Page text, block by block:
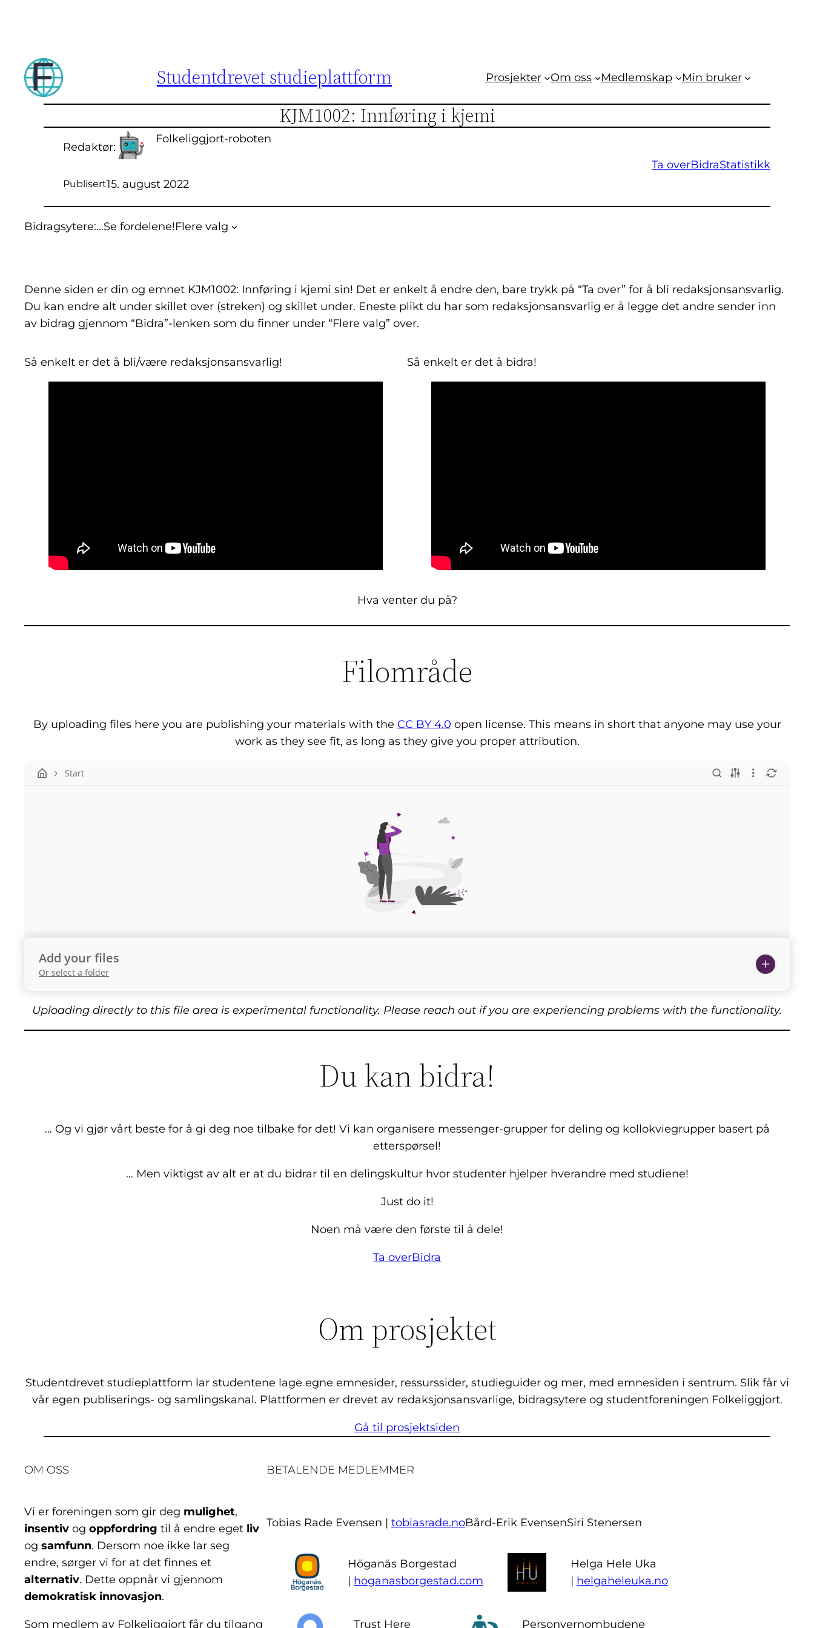
Studentdrevet studieplattform Prosjekter Om oss Medlemskap Min bruker
KJM1002: Innføring i kjemi
Redaktør:
Folkeliggjort-roboten
Publisert15. august 2022
Ta overBidraStatistikk
Bidragsytere:…Se fordelene!Flere valg
Denne siden er din og emnet KJM1002: Innføring i kjemi sin! Det er enkelt å endre den, bare trykk på “Ta over” for å bli redaksjonsansvarlig.
Du kan endre alt under skillet over (streken) og skillet under. Eneste plikt du har som redaksjonsansvarlig er å legge det andre sender inn
av bidrag gjennom “Bidra”-lenken som du finner under “Flere valg” over.
Så enkelt er det å bli/være redaksjonsansvarlig! Så enkelt er det å bidra!
Hva venter du på?
Filområde
By uploading files here you are publishing your materials with the CC BY 4.0 open license. This means in short that anyone may use your
work as they see fit, as long as they give you proper attribution.
Start
Add your files
Or select a folder
Uploading directly to this file area is experimental functionality. Please reach out if you are experiencing problems with the functionality.
Du kan bidra!
… Og vi gjør vårt beste for å gi deg noe tilbake for det! Vi kan organisere messenger-grupper for deling og kollokviegrupper basert på
etterspørsel!
… Men viktigst av alt er at du bidrar til en delingskultur hvor studenter hjelper hverandre med studiene!
Just do it!
Noen må være den første til å dele!
Ta overBidra
Om prosjektet
Studentdrevet studieplattform lar studentene lage egne emnesider, ressurssider, studieguider og mer, med emnesiden i sentrum. Slik får vi
vår egen publiserings- og samlingskanal. Plattformen er drevet av redaksjonsansvarlige, bidragsytere og studentforeningen Folkeliggjort.
Gå til prosjektsiden
OM OSS
Vi er foreningen som gir deg mulighet,
insentiv og oppfordring til å endre eget liv
og samfunn. Dersom noe ikke lar seg
endre, sørger vi for at det finnes et
alternativ. Dette oppnår vi gjennom
demokratisk innovasjon.
Som medlem av Folkeliggjort får du tilgang
BETALENDE MEDLEMMER
Tobias Rade Evensen | tobiasrade.noBård-Erik EvensenSiri Stenersen
Höganäs Borgestad
| hoganasborgestad.com
Helga Hele Uka
| helgaheleuka.no
Trust Here Personvernombudene